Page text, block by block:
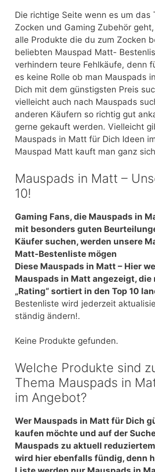
Die richtige Seite wenn es um das
Zocken und Gaming Zubehör
alle Produkte die du zum Zocken
beliebten Mauspad Matt-
verhindern teure Fehlkäufe, denn
es keine Rolle ob man Mauspads
Dich mit dem günstigsten Preis
vielleicht auch nach Mauspads
anderen Käufern so richtig gut
gerne gekauft werden. Vielleicht
Mauspads in Matt für Dich Ideen
Mauspad Matt kauft man ganz
Mauspads in Matt –
10!
Gaming Fans, die Mauspads in
mit besonders guten
Käufer suchen, werden unsere
Matt-Bestenliste mögen
Diese Mauspads in Matt – Hier
Mauspads in Matt angezeigt, die
„Rating“ sortiert in den Top 10
Bestenliste wird jederzeit
ständig ändern!.
Keine Produkte gefunden.
Welche Produkte sind
Thema Mauspads in
im Angebot?
Wer Mauspads in Matt für Dich
kaufen möchte und auf der
Mauspads zu aktuell
wird hier ebenfalls fündig, denn